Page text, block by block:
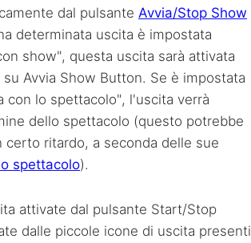
dal pulsante Avvia/Stop Show
determinata uscita è impostata
show", questa uscita sarà attivata
Avvia Show Button. Se è impostata
con lo spettacolo", l'uscita verrà
dello spettacolo (questo potrebbe
certo ritardo, a seconda delle sue
spettacolo).
attivate dal pulsante Start/Stop
dalle piccole icone di uscita presenti